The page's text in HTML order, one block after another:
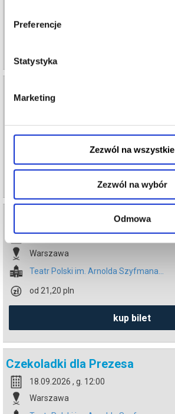
Preferencje
Statystyka
Marketing
Zezwól na wszystkie
Zezwól na wybór
Odmowa
Otwórz oczy
Warszawa
info
Czekoladki dla Prezesa
17.09.2026 , g. 19:30
Warszawa
Teatr Polski im. Arnolda Szyfmana...
od 21,20 pln
kup bilet
Czekoladki dla Prezesa
18.09.2026 , g. 12:00
Warszawa